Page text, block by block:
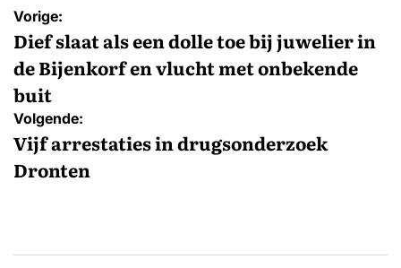
Bericht
navigatie
Vorige:
Dief slaat als een dolle toe bij juwelier in
de Bijenkorf en vlucht met onbekende
buit
Volgende:
Vijf arrestaties in drugsonderzoek
Dronten